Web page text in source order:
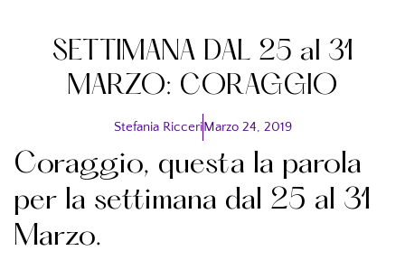
SETTIMANA DAL 25 al 31
MARZO: CORAGGIO
Stefania RicceriMarzo 24, 2019
Coraggio, questa la parola
per la settimana dal 25 al 31
Marzo.